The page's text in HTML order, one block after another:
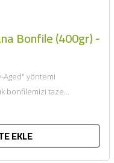
Bonfile (400gr) -
Aged" yöntemi
bonfilemizi taze
EKLE